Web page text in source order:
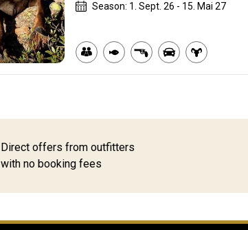
Season: 1. Sept. 26 - 15. Mai 27
Direct offers from outfitters
with no booking fees